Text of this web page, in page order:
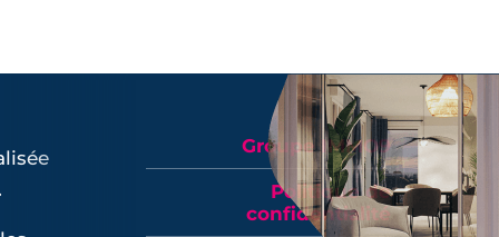
Groupe IMMO9
Politique de
confidentialité